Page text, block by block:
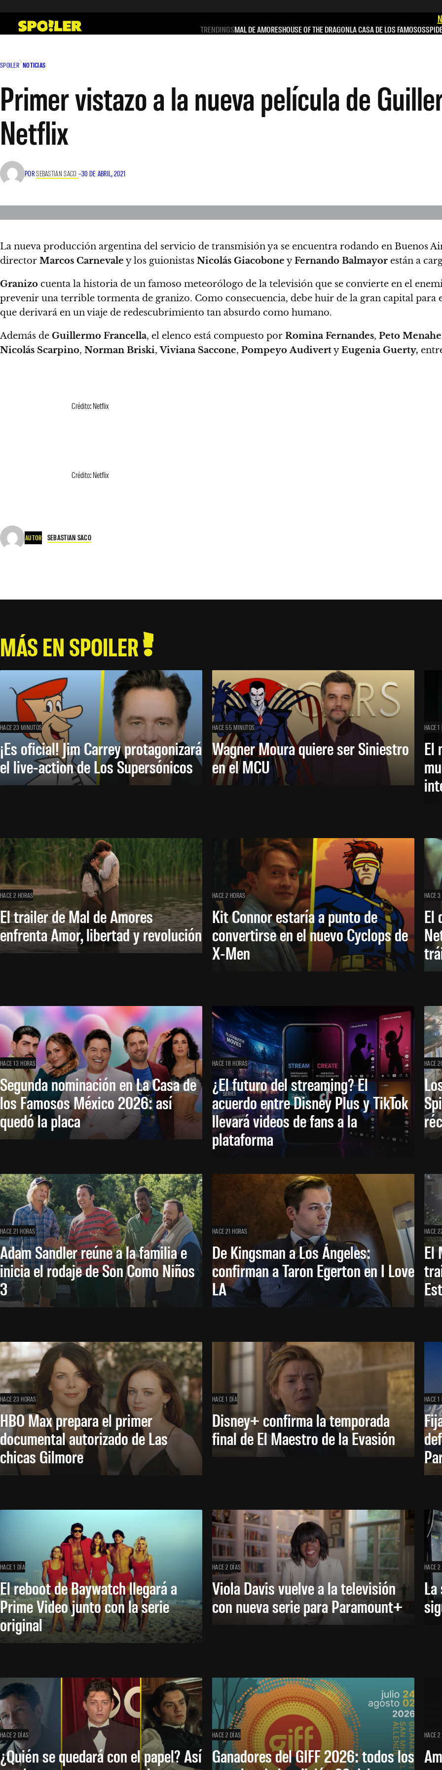
contenido
TRENDINGSMAL DE AMORESHOUSE OF THE DRAGONLA CASA DE LOS FAMOSOS
SPOILER NOTICIAS
Primer vistazo a la nueva película de
Netflix
PORSEBASTIAN SACO –30 DE ABRIL, 2021
La nueva producción argentina del servicio de transmisión ya se encuentra rodando en Buenos
director Marcos Carnevale y los guionistas Nicolás Giacobone yFernando Balmayor están a
Granizo cuenta la historia de un famoso meteorólogo de la televisión que se convierte en el
prevenir una terrible tormenta de granizo. Como consecuencia, debe huir de la gran capital
que derivará en un viaje de redescubrimiento tan absurdo como humano.
Además de Guillermo Francella, el elenco está compuesto por Romina Fernandes, Peto
Nicolás Scarpino, Norman Briski,Viviana Saccone, Pompeyo AudivertyEugenia Guerty,
Crédito: Netflix
Crédito: Netflix
AUTOR SEBASTIAN SACO
MÁS EN SPOILER
HACE 23 MINUTOS
¡Es oficial! Jim Carrey protagonizará
el live-action de Los Supersónicos
HACE 55 MINUTOS
Wagner Moura quiere ser Siniestro
en el MCU
HACE 1
El
HACE 2 HORAS
El trailer de Mal de Amores
enfrenta Amor, libertad y revolución
HACE 2 HORAS
Kit Connor estaría a punto de
convertirse en el nuevo Cyclops de
X-Men
HACE
El
HACE 13 HORAS
Segunda nominación en La Casa de
los Famosos México 2026: así
quedó la placa
HACE 18 HORAS
¿El futuro del streaming? El
acuerdo entre Disney Plus y TikTok
llevará videos de fans a la
plataforma
HACE
HACE 21 HORAS
Adam Sandler reúne a la familia e
inicia el rodaje de Son Como Niños
3
HACE 21 HORAS
De Kingsman a Los Ángeles:
confirman a Taron Egerton en I Love
LA
HACE
El
HACE 23 HORAS
HBO Max prepara el primer
documental autorizado de Las
chicas Gilmore
HACE 1 DÍA
Disney+ confirma la temporada
final de El Maestro de la Evasión
HACE 1
HACE 1 DÍA
El reboot de Baywatch llegará a
Prime Video junto con la serie
original
HACE 2 DÍAS
Viola Davis vuelve a la televisión
con nueva serie para Paramount+
HACE
HACE 2 DÍAS
¿Quién se quedará con el papel? Así
HACE 2 DÍAS
Ganadores del GIFF 2026: todos los
HACE